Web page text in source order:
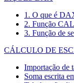
1. O que é
2. Função
3. Função de
CÁLCULO DE
Importação de
Soma escrita